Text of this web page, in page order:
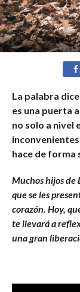
La palabra
es una puerta
no solo a nivel
hace de forma
Muchos hijos de
que se les
corazón. Hoy,
te llevará a
una gran